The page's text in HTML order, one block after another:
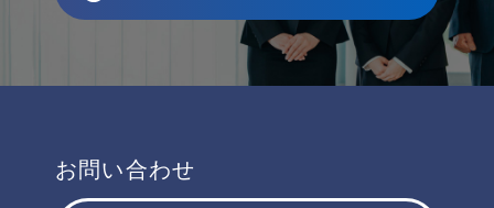
お問い合わせ